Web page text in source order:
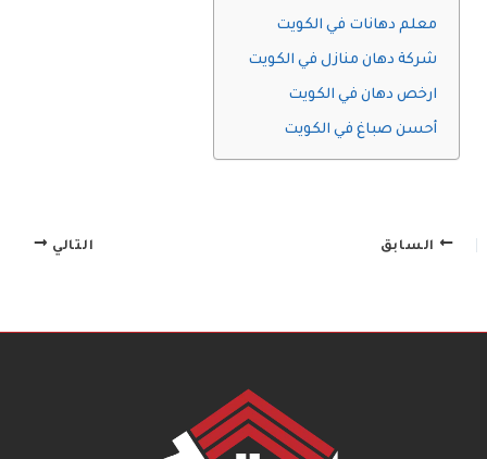
معلم دهانات في الكويت
شركة دهان منازل في الكويت
ارخص دهان في الكويت
أحسن صباغ في الكويت
السابق التالي